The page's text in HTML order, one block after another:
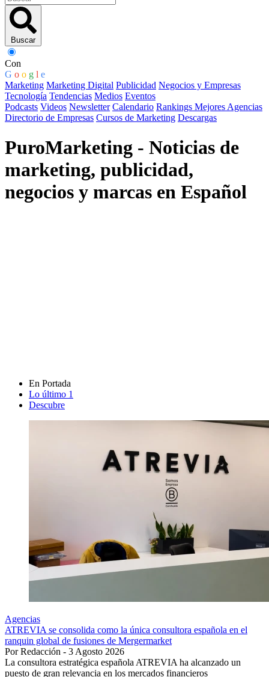
Buscar
Con
G o o g l e
Marketing Marketing Digital Publicidad Negocios y Empresas
Tecnología Tendencias Medios Eventos
Podcasts Videos Newsletter Calendario Rankings Mejores Agencias
Directorio de Empresas Cursos de Marketing Descargas
PuroMarketing - Noticias de
marketing, publicidad,
negocios y marcas en Español
En Portada
Lo último 1
Descubre
Agencias
ATREVIA se consolida como la única consultora española en el
ranquin global de fusiones de Mergermarket
Por Redacción - 3 Agosto 2026
La consultora estratégica española ATREVIA ha alcanzado un
puesto de gran relevancia en los mercados financieros